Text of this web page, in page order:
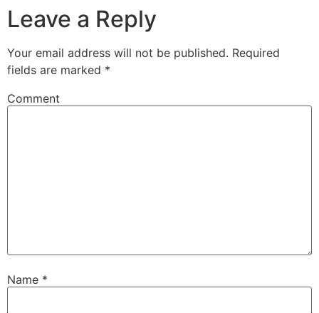
Leave a Reply
Your email address will not be published. Required
fields are marked *
Comment
Name *